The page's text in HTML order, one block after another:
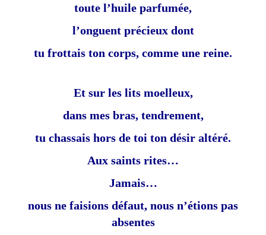
toute l’huile parfumée,
l’onguent précieux dont
tu frottais ton corps, comme une reine.
Et sur les lits moelleux,
dans mes bras, tendrement,
tu chassais hors de toi ton désir altéré.
Aux saints rites…
Jamais…
nous ne faisions défaut, nous n’étions pas
absentes